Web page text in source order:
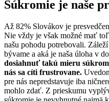
Súkromie je naše
Až 82% Slovákov je
Nie vždy je však možné mať
našu pohodu potrebovali.
bývame a aká je naša úloha v
dosiahnuť takú mieru
nás sa cíti frustrovane.
pre nás nepredstavuje iba
mohlo zdať. Z prieskumu